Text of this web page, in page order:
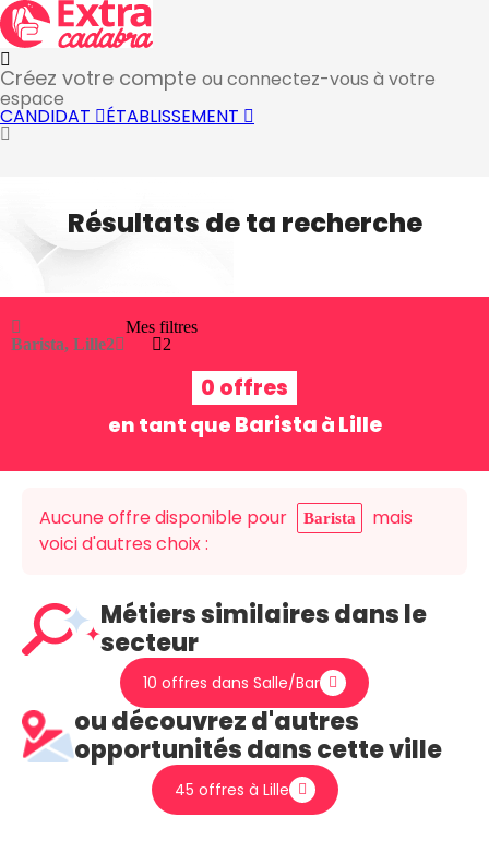
Créez votre compte ou connectez-vous à votre
espace
CANDIDAT ÉTABLISSEMENT
Résultats de ta recherche
Barista, Lille2
Mes filtres
2
0 offres
en tant que Barista à Lille
Aucune offre disponible pour Barista
mais
voici d'autres choix :
Métiers similaires dans le
secteur
10 offres dans Salle/Bar
ou découvrez d'autres
opportunités dans cette ville
45 offres à Lille